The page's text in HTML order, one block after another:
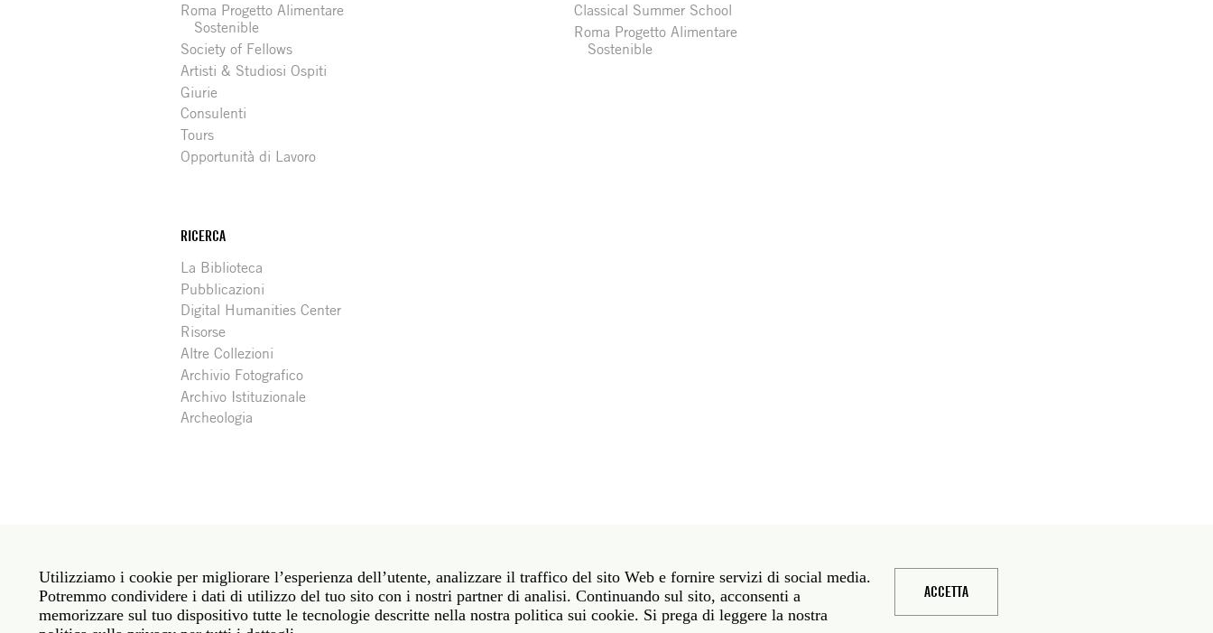
Roma Progetto Alimentare
Sostenible
Society of Fellows
Artisti & Studiosi Ospiti
Giurie
Consulenti
Tours
Opportunità di Lavoro
Classical Summer School
Roma Progetto Alimentare
Sostenible
RICERCA
La Biblioteca
Pubblicazioni
Digital Humanities Center
Risorse
Altre Collezioni
Archivio Fotografico
Archivo Istituzionale
Archeologia
media
Roma: Via Angelo Masina 5 00153 Roma ITALIA · t 39 06 58461 · f 39 06 5810788
New York: 535 West 22nd Street Third Floor New York NY 10011 · t 212 751 7200 · f 212 751 7220
Utilizziamo i cookie per migliorare l’esperienza dell’utente, analizzare il traffico del sito Web e fornire servizi di social media.
Potremmo condividere i dati di utilizzo del tuo sito con i nostri partner di analisi. Continuando sul sito, acconsenti a
memorizzare sul tuo dispositivo tutte le tecnologie descritte nella nostra politica sui cookie. Si prega di leggere la nostra
ACCETTA